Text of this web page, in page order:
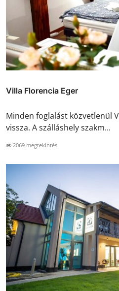
Villa Florencia Eger
Minden foglalást közvetlenül
vissza. A szálláshely szakm...
2069 megtekintés